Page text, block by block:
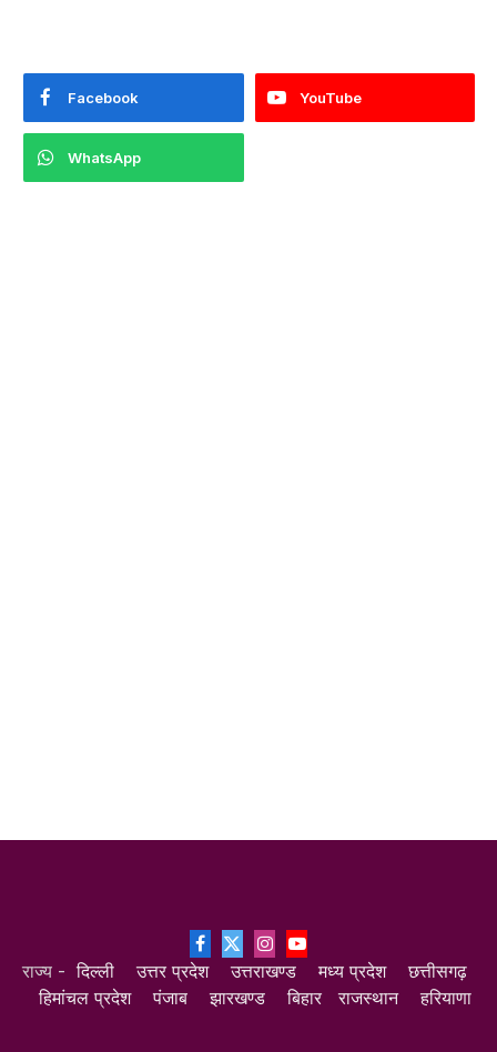
Facebook YouTube
WhatsApp
Facebook
X
(Twitter)
InstagramYouTube
राज्य -दिल्ली उत्तर प्रदेश उत्तराखण्ड मध्य प्रदेश
छत्तीसगढ़
हिमांचल प्रदेश
पंजाब झारखण्ड बिहार राजस्थान हरियाणा